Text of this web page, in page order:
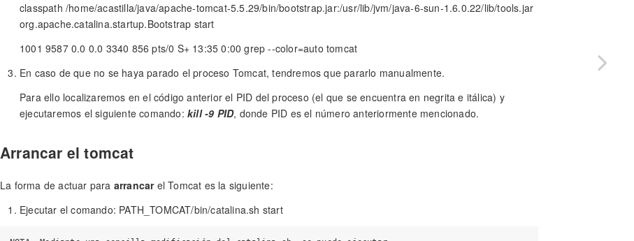
classpath /home/acastilla/java/apache-tomcat-5.5.29/bin/bootstrap.jar:/usr/lib/jvm/java-6-sun-1.6.0.22/lib/tools.jar
org.apache.catalina.startup.Bootstrap start
1001 9587 0.0 0.0 3340 856 pts/0 S+ 13:35 0:00 grep --color=auto tomcat
En caso de que no se haya parado el proceso Tomcat, tendremos que pararlo manualmente.
Para ello localizaremos en el código anterior el PID del proceso (el que se encuentra en negrita e itálica) y
ejecutaremos el siguiente comando: kill -9 PID, donde PID es el número anteriormente mencionado.
Arrancar el tomcat
La forma de actuar para arrancarel Tomcat es la siguiente:
Ejecutar el comando: PATH_TOMCAT/bin/catalina.sh start